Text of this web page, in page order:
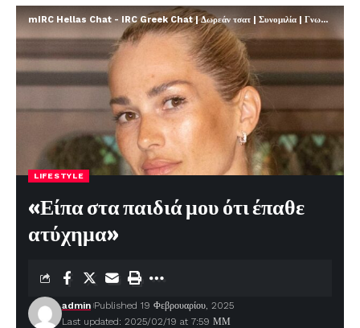
mIRC Hellas Chat - IRC Greek Chat | Δωρεάν τσατ | Συνομιλία | Γνωριμίες | FREE
LIFESTYLE
«Είπα στα παιδιά μου ότι έπαθε
ατύχημα»
Last updated: 2025/02/19 at 7:59 ΜΜ
admin Published 19 Φεβρουαρίου, 2025